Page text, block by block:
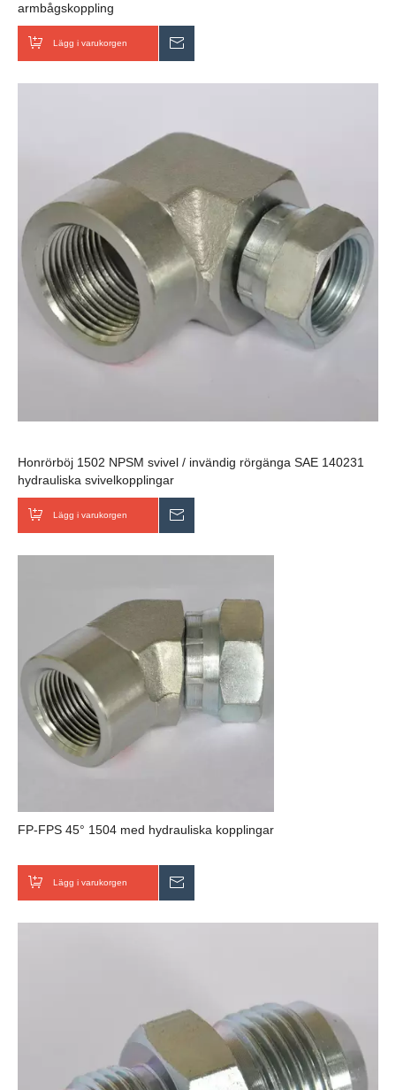
armbågskoppling
Lägg i varukorgen
Honrörböj 1502 NPSM svivel / invändig rörgänga SAE 140231
hydrauliska svivelkopplingar
Lägg i varukorgen
FP-FPS 45° 1504 med hydrauliska kopplingar
Lägg i varukorgen